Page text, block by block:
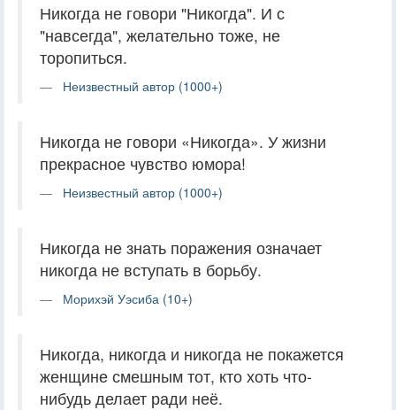
Никогда не говори "Никогда". И с
"навсегда", желательно тоже, не
торопиться.
Неизвестный автор (1000+)
Никогда не говори «Никогда». У жизни
прекрасное чувство юмора!
Неизвестный автор (1000+)
Никогда не знать поражения означает
никогда не вступать в борьбу.
Морихэй Уэсиба (10+)
Никогда, никогда и никогда не покажется
женщине смешным тот, кто хоть что-
нибудь делает ради неё.